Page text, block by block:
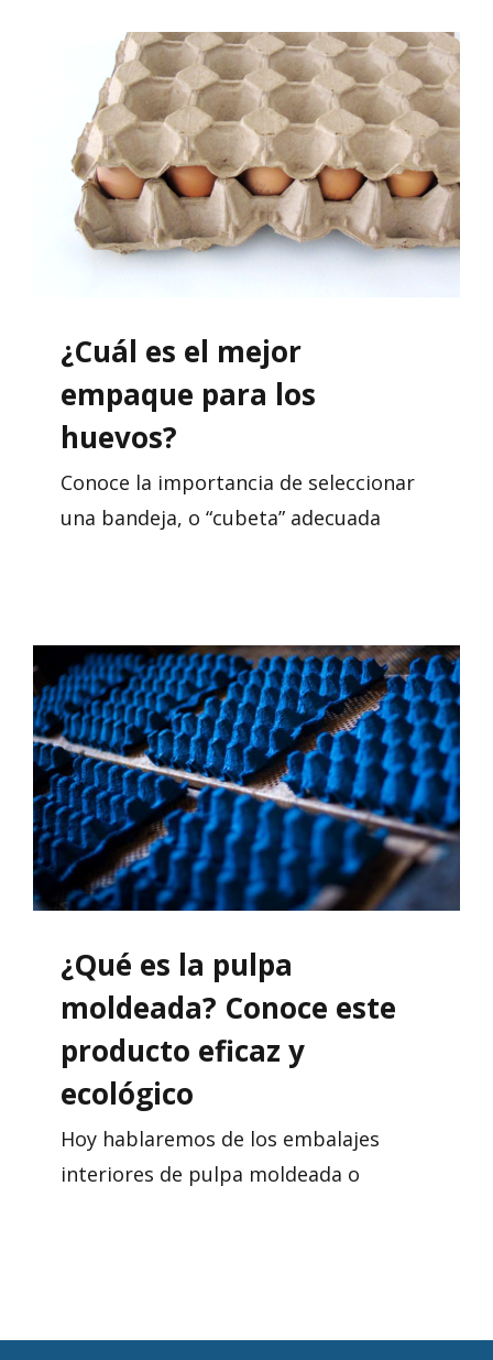
¿Cuál es el mejor
empaque para los
huevos?
Conoce la importancia de seleccionar
una bandeja, o “cubeta” adecuada
¿Qué es la pulpa
moldeada? Conoce este
producto eficaz y
ecológico
Hoy hablaremos de los embalajes
interiores de pulpa moldeada o